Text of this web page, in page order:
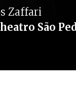
Zaffari
São